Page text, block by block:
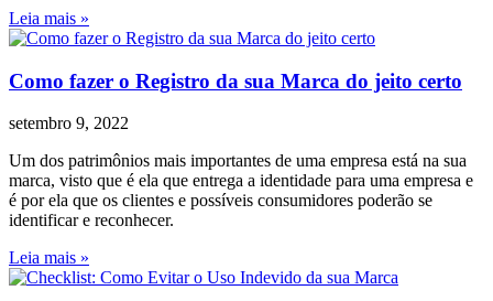
Leia mais »
Como fazer o Registro da sua Marca do jeito certo
setembro 9, 2022
Um dos patrimônios mais importantes de uma empresa está na sua
marca, visto que é ela que entrega a identidade para uma empresa e
é por ela que os clientes e possíveis consumidores poderão se
identificar e reconhecer.
Leia mais »